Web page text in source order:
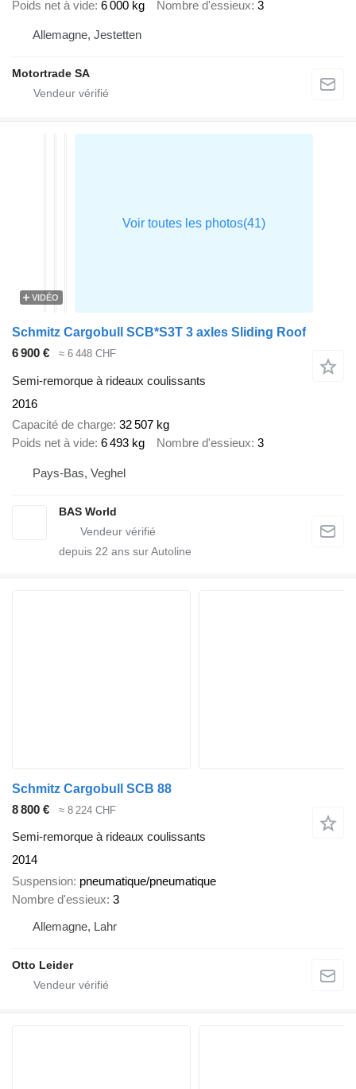
Poids net à vide 6 000 kg Nombre d'essieux 3
Allemagne, Jestetten
Motortrade SA
VIDÉO
Schmitz Cargobull SCB*S3T 3 axles Sliding Roof
6 900 €
≈ 6 448 CHF
Semi-remorque à rideaux coulissants
2016
Capacité de charge 32 507 kg
Poids net à vide 6 493 kg Nombre d'essieux 3
Pays-Bas, Veghel
BAS World
depuis 22 ans sur Autoline
Schmitz Cargobull SCB 88
8 800 €
≈ 8 224 CHF
Semi-remorque à rideaux coulissants
2014
Suspension pneumatique/pneumatique
Nombre d'essieux 3
Allemagne, Lahr
Otto Leider